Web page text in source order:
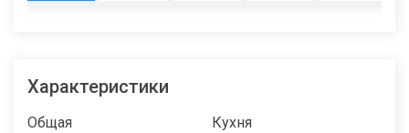
Характеристики
Общая Кухня